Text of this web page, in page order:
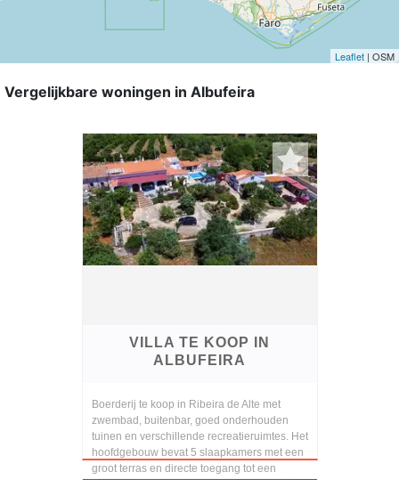
Leaflet | OSM
Vergelijkbare woningen in Albufeira
VILLA TE KOOP IN
ALBUFEIRA
Boerderij te koop in Ribeira de Alte met
zwembad, buitenbar, goed onderhouden
tuinen en verschillende recreatieruimtes. Het
hoofdgebouw bevat 5 slaapkamers met een
groot terras en directe toegang tot een